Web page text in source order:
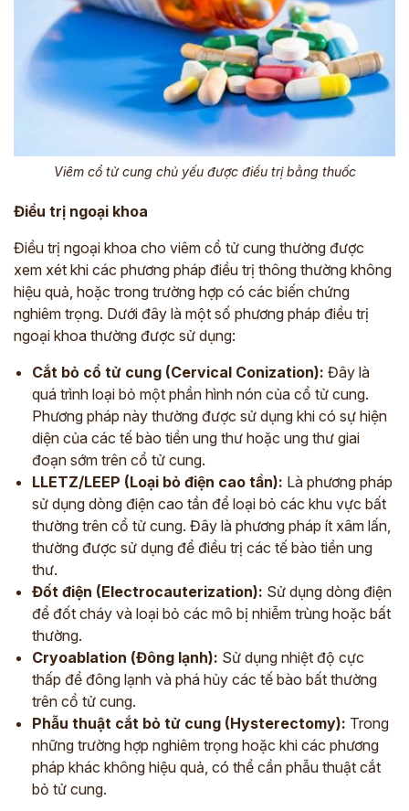
Viêm cổ tử cung chủ yếu được điều trị bằng thuốc
Điều trị ngoại khoa
Điều trị ngoại khoa cho viêm cổ tử cung thường được
xem xét khi các phương pháp điều trị thông thường không
hiệu quả, hoặc trong trường hợp có các biến chứng
nghiêm trọng. Dưới đây là một số phương pháp điều trị
ngoại khoa thường được sử dụng:
Cắt bỏ cổ tử cung (Cervical Conization): Đây là
quá trình loại bỏ một phần hình nón của cổ tử cung.
Phương pháp này thường được sử dụng khi có sự hiện
diện của các tế bào tiền ung thư hoặc ung thư giai
đoạn sớm trên cổ tử cung.
LLETZ/LEEP (Loại bỏ điện cao tần): Là phương pháp
sử dụng dòng điện cao tần để loại bỏ các khu vực bất
thường trên cổ tử cung. Đây là phương pháp ít xâm lấn,
thường được sử dụng để điều trị các tế bào tiền ung
thư.
Đốt điện (Electrocauterization): Sử dụng dòng điện
để đốt cháy và loại bỏ các mô bị nhiễm trùng hoặc bất
thường.
Cryoablation (Đông lạnh): Sử dụng nhiệt độ cực
thấp để đông lạnh và phá hủy các tế bào bất thường
trên cổ tử cung.
Phẫu thuật cắt bỏ tử cung (Hysterectomy): Trong
những trường hợp nghiêm trọng hoặc khi các phương
pháp khác không hiệu quả, có thể cần phẫu thuật cắt
bỏ tử cung.